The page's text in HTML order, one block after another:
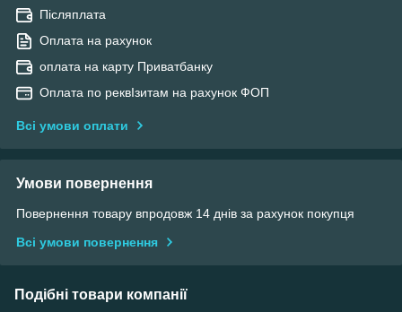
Післяплата
Оплата на рахунок
оплата на карту Приватбанку
Оплата по реквІзитам на рахунок ФОП
Всі умови оплати
Умови повернення
Повернення товару впродовж 14 днів за рахунок покупця
Всі умови повернення
Подібні товари компанії